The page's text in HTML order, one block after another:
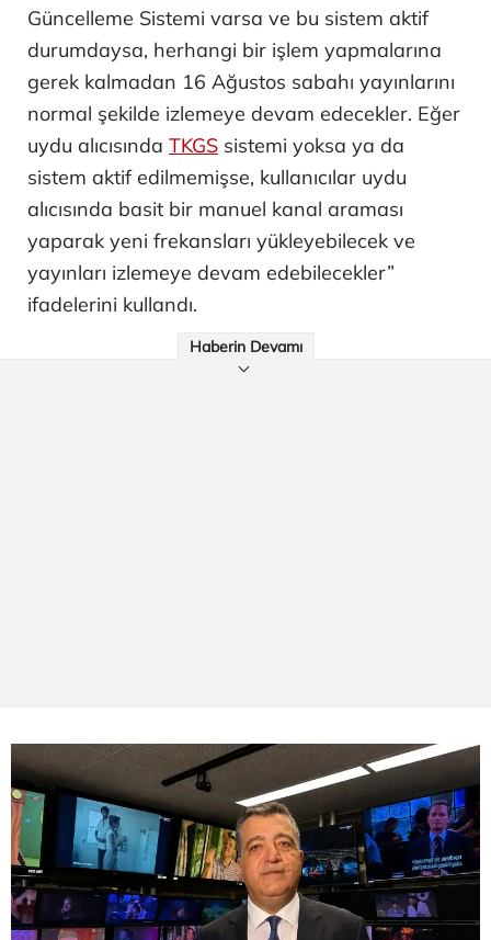
Güncelleme Sistemi varsa ve bu sistem aktif
durumdaysa, herhangi bir işlem yapmalarına
gerek kalmadan 16 Ağustos sabahı yayınlarını
normal şekilde izlemeye devam edecekler. Eğer
uydu alıcısında TKGS sistemi yoksa ya da
sistem aktif edilmemişse, kullanıcılar uydu
alıcısında basit bir manuel kanal araması
yaparak yeni frekansları yükleyebilecek ve
yayınları izlemeye devam edebilecekler”
ifadelerini kullandı.
Haberin Devamı